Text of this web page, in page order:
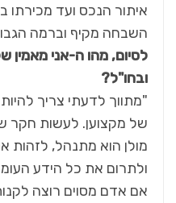
איתור הנכס ועד
השבחה מקיף וברמה
לסיום, מהו ה-אני מאמין
ובחו"ל?
"מתווך לדעתי צריך
של מקצוען. לעשות חקר
מולן הוא מתנהל, לזהות
ולתרום את כל הידע
אם אדם מסוים רוצה